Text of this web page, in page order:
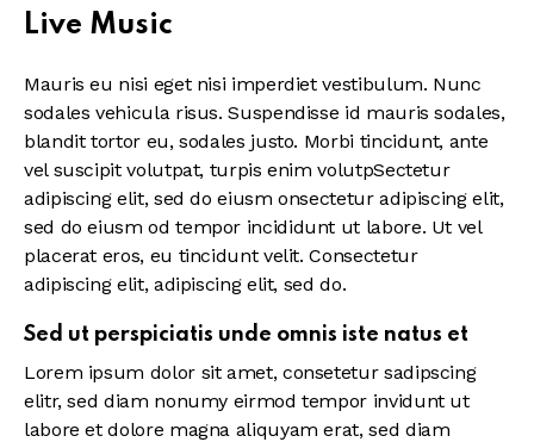
Live Music
Mauris eu nisi eget nisi imperdiet vestibulum. Nunc
sodales vehicula risus. Suspendisse id mauris sodales,
blandit tortor eu, sodales justo. Morbi tincidunt, ante
vel suscipit volutpat, turpis enim volutpSectetur
adipiscing elit, sed do eiusm onsectetur adipiscing elit,
sed do eiusm od tempor incididunt ut labore. Ut vel
placerat eros, eu tincidunt velit. Consectetur
adipiscing elit, adipiscing elit, sed do.
Sed ut perspiciatis unde omnis iste natus et
Lorem ipsum dolor sit amet, consetetur sadipscing
elitr, sed diam nonumy eirmod tempor invidunt ut
labore et dolore magna aliquyam erat, sed diam